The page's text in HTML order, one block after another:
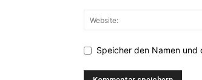
Speicher den Namen und